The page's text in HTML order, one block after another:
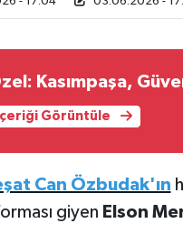
Kasımpaşa,
İçeriği Görüntüle
Can Özbudak'ın
giyen Elson